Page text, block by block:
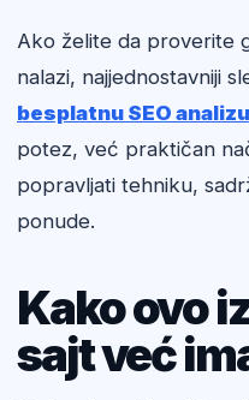
Ako želite da proverite
nalazi, najjednostavniji
besplatnu SEO analizu
potez, već praktičan
popravljati tehniku,
ponude.
Kako ovo
sajt već